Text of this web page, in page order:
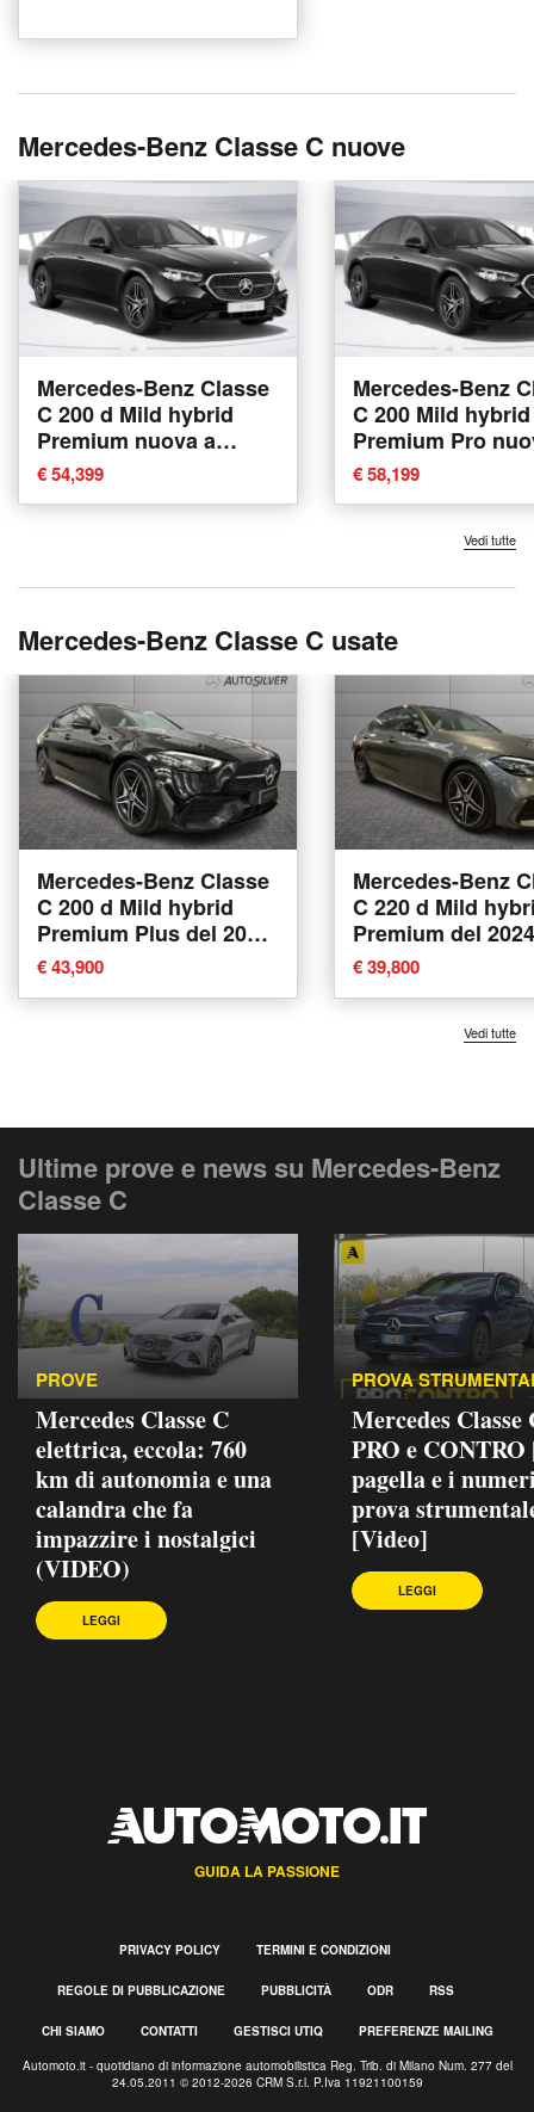
Mercedes-Benz Classe C nuove
Mercedes-Benz Classe
C 200 d Mild hybrid
Premium nuova a
Verona
€ 54,399
Mercedes-Benz
C 200 Mild hybrid
Premium Pro
Verona
€ 58,199
Vedi tutte
Mercedes-Benz Classe C usate
Mercedes-Benz Classe
C 200 d Mild hybrid
Premium Plus del 2024
usata a Verona
€ 43,900
Mercedes-Benz
C 220 d Mild
Premium del 2024
usata a Verona
€ 39,800
Vedi tutte
Ultime prove e news su Mercedes-Benz
Classe C
PROVE
Mercedes Classe C
elettrica, eccola: 760
km di autonomia e una
calandra che fa
impazzire i nostalgici
(VIDEO)
LEGGI
PROVA
Mercedes Classe
PRO e CONTRO
pagella e i
prova
[Video]
LEGGI
GUIDA LA PASSIONE
PRIVACY POLICY TERMINI E CONDIZIONI
REGOLE DI PUBBLICAZIONE PUBBLICITÀ ODR RSS
CHI SIAMO CONTATTI GESTISCI UTIQ PREFERENZE MAILING
Automoto.it - quotidiano di informazione automobilistica Reg. Trib. di Milano Num. 277 del
24.05.2011 © 2012-2026 CRM S.r.l. P.Iva 11921100159